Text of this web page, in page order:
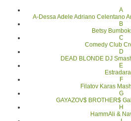
A
A-DessaAdele Adriano Celentano
B
Betsy
C
Comedy Club
D
DEAD BLONDE DJ
E
F
Filatov Karas
G
GAYAZOV$ BROTHER$
H
HammAli &